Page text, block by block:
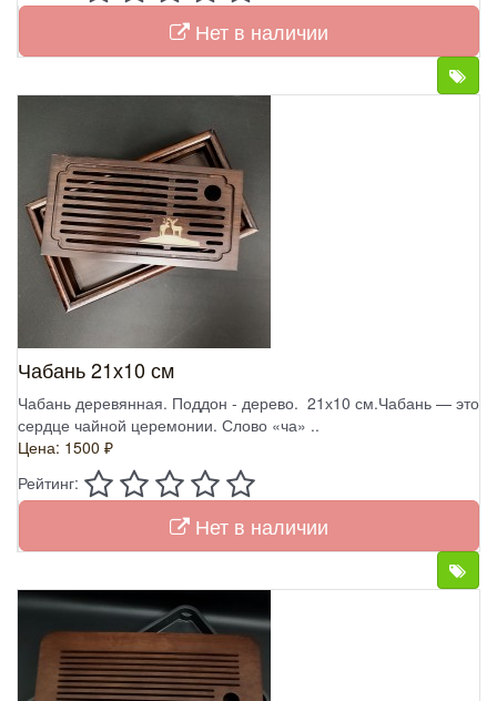
Нет в наличии
Чабань 21х10 см
Чабань деревянная. Поддон - дерево. 21х10 см.Чабань — это
сердце чайной церемонии. Слово «ча» ..
Цена: 1500 ₽
Рейтинг:
Нет в наличии